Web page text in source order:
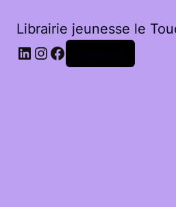
Librairie jeunesse le
LinkedIn
Instagram
Facebook